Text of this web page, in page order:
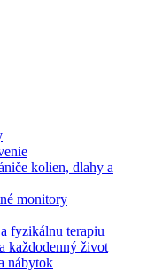
kolien, dlahy a
monitory
fyzikálnu terapiu
každodenný život
nábytok